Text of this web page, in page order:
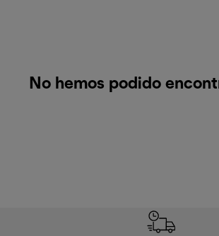
No hemos podido